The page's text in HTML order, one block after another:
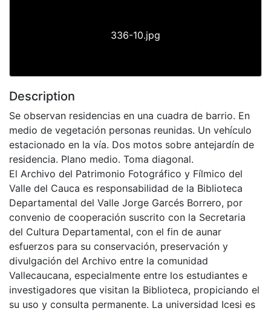
336-10.jpg
Description
Se observan residencias en una cuadra de barrio. En
medio de vegetación personas reunidas. Un vehículo
estacionado en la vía. Dos motos sobre antejardín de
residencia. Plano medio. Toma diagonal.
El Archivo del Patrimonio Fotográfico y Fílmico del
Valle del Cauca es responsabilidad de la Biblioteca
Departamental del Valle Jorge Garcés Borrero, por
convenio de cooperación suscrito con la Secretaria
del Cultura Departamental, con el fin de aunar
esfuerzos para su conservación, preservación y
divulgación del Archivo entre la comunidad
Vallecaucana, especialmente entre los estudiantes e
investigadores que visitan la Biblioteca, propiciando el
su uso y consulta permanente. La universidad Icesi es